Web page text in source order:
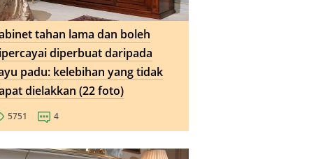
tahan lama dan boleh
diperbuat daripada
padu: kelebihan yang tidak
dielakkan (22 foto)
5751 4